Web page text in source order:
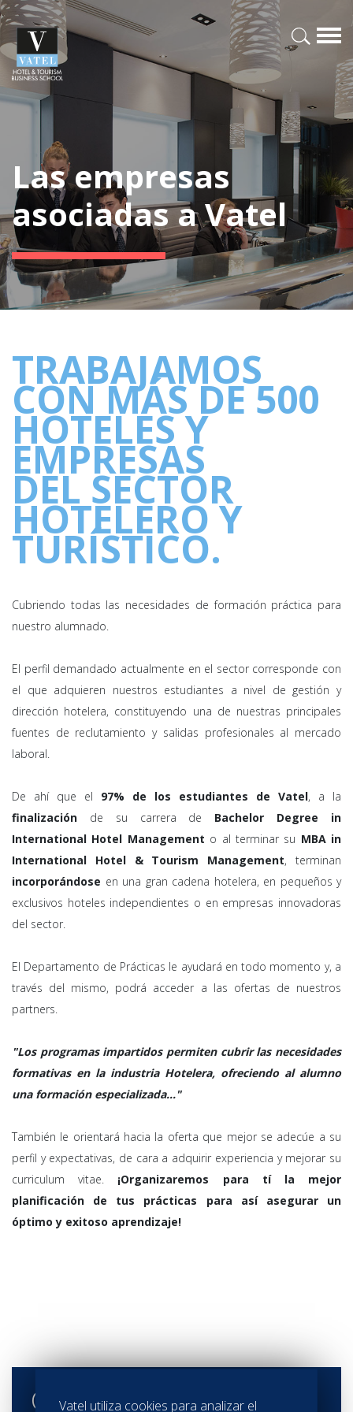
Las empresas
asociadas a Vatel
TRABAJAMOS
CON MÁS DE 500
HOTELES Y
EMPRESAS
DEL SECTOR
HOTELERO Y
TURÍSTICO.
Cubriendo todas las necesidades de formación práctica para
nuestro alumnado.
El perfil demandado actualmente en el sector corresponde con
el que adquieren nuestros estudiantes a nivel de gestión y
dirección hotelera, constituyendo una de nuestras principales
fuentes de reclutamiento y salidas profesionales al mercado
laboral.
De ahí que el 97% de los estudiantes de Vatel, a la
finalización de su carrera de Bachelor Degree in
International Hotel Management o al terminar su MBA in
International Hotel & Tourism Management, terminan
incorporándose en una gran cadena hotelera, en pequeños y
exclusivos hoteles independientes o en empresas innovadoras
del sector.
El Departamento de Prácticas le ayudará en todo momento y, a
través del mismo, podrá acceder a las ofertas de nuestros
partners.
"Los programas impartidos permiten cubrir las necesidades
formativas en la industria Hotelera, ofreciendo al alumno
una formación especializada..."
También le orientará hacia la oferta que mejor se adecúe a su
perfil y expectativas, de cara a adquirir experiencia y mejorar su
curriculum vitae. ¡Organizaremos para tí la mejor
planificación de tus prácticas para así asegurar un
óptimo y exitoso aprendizaje!
ContactarVatel
Vatel utiliza cookies para analizar el